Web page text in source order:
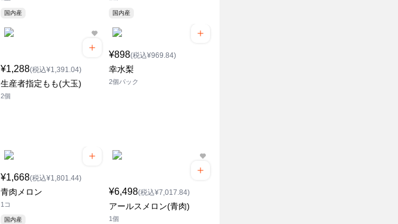
国内産 国内産
¥1,288(税込¥1,391.04)
生産者指定もも(大玉)
2個
¥898(税込¥969.84)
幸水梨
2個パック
¥1,668(税込¥1,801.44)
青肉メロン
1コ
国内産
¥6,498(税込¥7,017.84)
アールスメロン(青肉)
1個